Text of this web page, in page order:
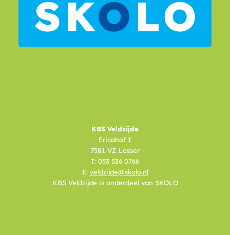
KBS Veldzijde
Ericahof 1
7581 VZ Losser
T: 053 536 0766
E: veldzijde@skolo.nl
KBS Veldzijde is onderdeel van SKOLO